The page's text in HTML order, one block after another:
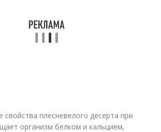
плесневелого десерта при
организм белком и кальцием,